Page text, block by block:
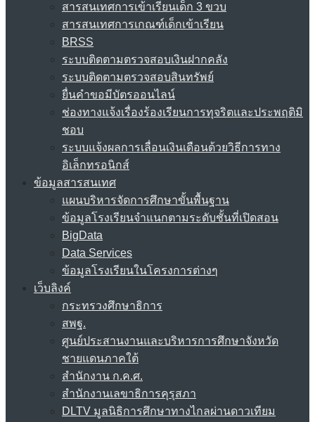
สารสนเทศการเข้าเรียนเด็ก 3 ขวบ
สารสนเทศการเกณฑ์เด็กเข้าเรียน
BRSS
ระบบติดตามตรวจสอบเงินฝากคลัง
ระบบติดตามตรวจสอบสินทรัพย์
ยื่นคำขอมีบัตรออนไลน์
ช่องทางแจ้งเรื่องร้องเรียนการทุจริตและประพฤติมิ
ชอบ
ระบบแจ้งผลการเลื่อนเงินเดือนด้วยวิธีการทาง
อิเล็กทรอนิกส์
ข้อมูลสารสนเทศ
แผนบริหารจัดการศึกษาขั้นพื้นฐาน
ข้อมูลโรงเรียนจำแนกตามระดับชั้นที่เปิดสอน
BigData
Data Services
ข้อมูลโรงเรียนในโครงการต่างๆ
เว็บลิงค์
กระทรวงศึกษาธิการ
สพฐ.
ศูนย์ประสานงานและบริหารการศึกษาจังหวัด
ชายแดนภาคใต้
สำนักงาน ก.ค.ศ.
สำนักงานเลขาธิการคุรุสภา
DLTV มูลนิธิการศึกษาทางไกลผ่านดาวเทียม